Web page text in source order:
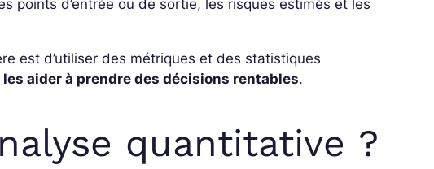
points d’entrée ou de sortie, les risques estimés et les
est d’utiliser des métriques et des statistiques
aider à prendre des décisions rentables.
quantitative ?